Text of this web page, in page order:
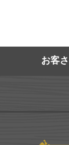
お客